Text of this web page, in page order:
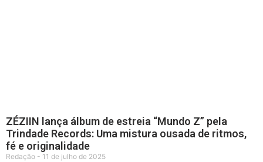
ZÉZIIN lança álbum de estreia “Mundo Z” pela
Trindade Records: Uma mistura ousada de ritmos,
fé e originalidade
Redação 11 de julho de 2025